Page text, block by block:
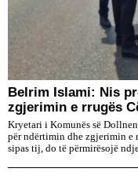
Belrim Islami: Nis
zgjerimin e rrugës
Kryetari i Komunës së
për ndërtimin dhe zgjerimin e
sipas tij, do të përmirësojë